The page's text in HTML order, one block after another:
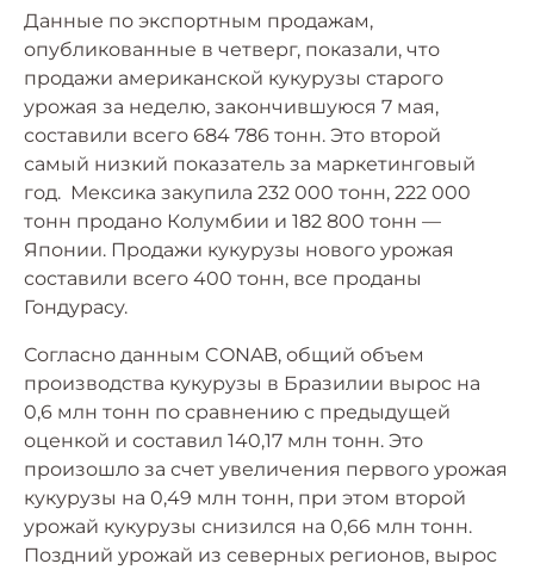
Данные по экспортным продажам,
опубликованные в четверг, показали, что
продажи американской кукурузы старого
урожая за неделю, закончившуюся 7 мая,
составили всего 684 786 тонн. Это второй
самый низкий показатель за маркетинговый
год. Мексика закупила 232 000 тонн, 222 000
тонн продано Колумбии и 182 800 тонн —
Японии. Продажи кукурузы нового урожая
составили всего 400 тонн, все проданы
Гондурасу.
Согласно данным CONAB, общий объем
производства кукурузы в Бразилии вырос на
0,6 млн тонн по сравнению с предыдущей
оценкой и составил 140,17 млн ​​тонн. Это
произошло за счет увеличения первого урожая
кукурузы на 0,49 млн тонн, при этом второй
урожай кукурузы снизился на 0,66 млн тонн.
Поздний урожай из северных регионов, вырос